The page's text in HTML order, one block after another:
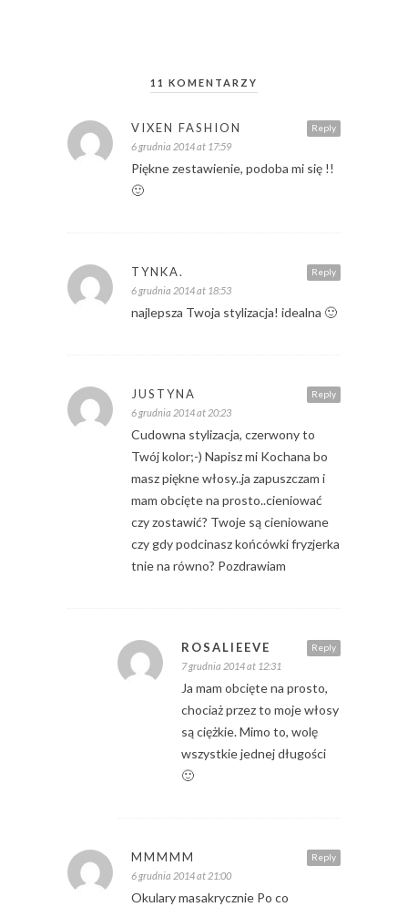
11 KOMENTARZY
Reply
VIXEN FASHION
6 grudnia 2014 at 17:59
Piękne zestawienie, podoba mi się !!
🙂
Reply
TYNKA.
6 grudnia 2014 at 18:53
najlepsza Twoja stylizacja! idealna 🙂
Reply
JUSTYNA
6 grudnia 2014 at 20:23
Cudowna stylizacja, czerwony to
Twój kolor;-) Napisz mi Kochana bo
masz piękne włosy..ja zapuszczam i
mam obcięte na prosto..cieniować
czy zostawić? Twoje są cieniowane
czy gdy podcinasz końcówki fryzjerka
tnie na równo? Pozdrawiam
Reply
ROSALIEEVE
7 grudnia 2014 at 12:31
Ja mam obcięte na prosto,
chociaż przez to moje włosy
są ciężkie. Mimo to, wolę
wszystkie jednej długości
🙂
Reply
MMMMM
6 grudnia 2014 at 21:00
Okulary masakrycznie Po co